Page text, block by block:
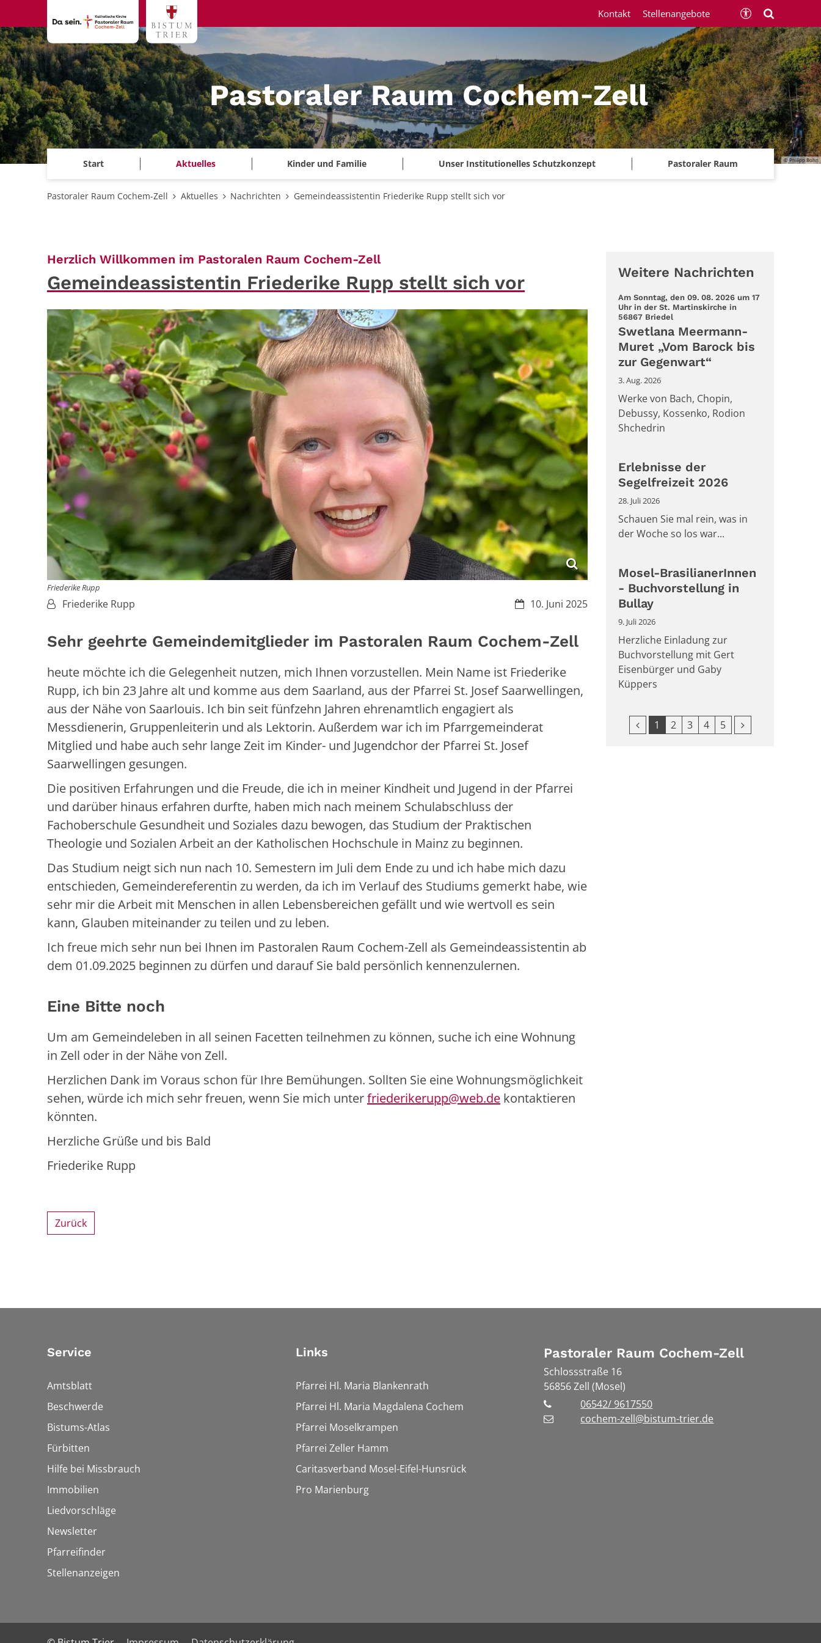
© Philipp Bohn
Pastoraler Raum Cochem‑Zell
Start Aktuelles Kinder und Familie Unser Institutionelles Schutzkonzept Pastoraler Raum
Kontakt Stellenangebote
Pastoraler Raum Cochem-Zell Aktuelles Nachrichten Gemeindeassistentin Friederike Rupp stellt sich vor
Herzlich Willkommen im Pastoralen Raum Cochem-Zell:
Gemeindeassistentin Friederike Rupp stellt sich vor
Friederike Rupp
Datum:10. Juni 2025
Von:Friederike Rupp
Sehr geehrte Gemeindemitglieder im Pastoralen Raum Cochem-Zell
heute möchte ich die Gelegenheit nutzen, mich Ihnen vorzustellen. Mein Name ist Friederike
Rupp, ich bin 23 Jahre alt und komme aus dem Saarland, aus der Pfarrei St. Josef Saarwellingen,
aus der Nähe von Saarlouis. Ich bin seit fünfzehn Jahren ehrenamtlich engagiert als
Messdienerin, Gruppenleiterin und als Lektorin. Außerdem war ich im Pfarrgemeinderat
Mitglied und habe auch sehr lange Zeit im Kinder- und Jugendchor der Pfarrei St. Josef
Saarwellingen gesungen.
Die positiven Erfahrungen und die Freude, die ich in meiner Kindheit und Jugend in der Pfarrei
und darüber hinaus erfahren durfte, haben mich nach meinem Schulabschluss der
Fachoberschule Gesundheit und Soziales dazu bewogen, das Studium der Praktischen
Theologie und Sozialen Arbeit an der Katholischen Hochschule in Mainz zu beginnen.
Das Studium neigt sich nun nach 10. Semestern im Juli dem Ende zu und ich habe mich dazu
entschieden, Gemeindereferentin zu werden, da ich im Verlauf des Studiums gemerkt habe, wie
sehr mir die Arbeit mit Menschen in allen Lebensbereichen gefällt und wie wertvoll es sein
kann, Glauben miteinander zu teilen und zu leben.
Ich freue mich sehr nun bei Ihnen im Pastoralen Raum Cochem-Zell als Gemeindeassistentin ab
dem 01.09.2025 beginnen zu dürfen und darauf Sie bald persönlich kennenzulernen.
Eine Bitte noch
Um am Gemeindeleben in all seinen Facetten teilnehmen zu können, suche ich eine Wohnung
in Zell oder in der Nähe von Zell.
Herzlichen Dank im Voraus schon für Ihre Bemühungen. Sollten Sie eine Wohnungsmöglichkeit
sehen, würde ich mich sehr freuen, wenn Sie mich unterfriederikerupp@web.de kontaktieren
könnten.
Herzliche Grüße und bis Bald
Friederike Rupp
Zurück
Weitere Nachrichten
Am Sonntag, den 09. 08. 2026 um 17
Uhr in der St. Martinskirche in
56867 Briedel:
Swetlana Meermann-
Muret „Vom Barock bis
zur Gegenwart“
3. Aug. 2026
Werke von Bach, Chopin,
Debussy, Kossenko, Rodion
Shchedrin
Erlebnisse der
Segelfreizeit 2026
28. Juli 2026
Schauen Sie mal rein, was in
der Woche so los war...
Mosel-BrasilianerInnen
- Buchvorstellung in
Bullay
9. Juli 2026
Herzliche Einladung zur
Buchvorstellung mit Gert
Eisenbürger und Gaby
Küppers
Vorherige Seite
1 2 3 4 5 Nächste Seite
Service
Amtsblatt
Beschwerde
Bistums-Atlas
Fürbitten
Hilfe bei Missbrauch
Immobilien
Liedvorschläge
Newsletter
Pfarreifinder
Stellenanzeigen
Links
Pfarrei Hl. Maria Blankenrath
Pfarrei Hl. Maria Magdalena Cochem
Pfarrei Moselkrampen
Pfarrei Zeller Hamm
Caritasverband Mosel-Eifel-Hunsrück
Pro Marienburg
Pastoraler Raum Cochem-Zell
Schlossstraße 16
56856Zell (Mosel)
06542/ 9617550
cochem-zell@bistum-trier.de